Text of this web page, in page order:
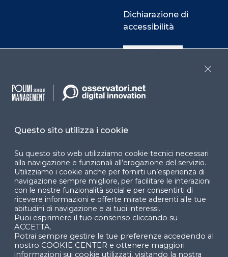
Dichiarazione di
accessibilità
Cookie Center
Facebook LinkedIn
© 2024 Copyright © Politecnico di Milano Dipartimento
di Ingegneria Gestionale
Questo sito utilizza i cookie
Su questo sito web utilizziamo cookie tecnici necessari
alla navigazione e funzionali all’erogazione del servizio.
Utilizziamo i cookie anche per fornirti un’esperienza di
navigazione sempre migliore, per facilitare le interazioni
con le nostre funzionalità social e per consentirti di
ricevere informazioni e offerte mirate aderenti alle tue
abitudini di navigazione e ai tuoi interessi.
Puoi esprimere il tuo consenso cliccando su
ACCETTA.
Potrai sempre gestire le tue preferenze accedendo al
nostro COOKIE CENTER e ottenere maggiori
informazioni sui cookie utilizzati, visitando la nostra